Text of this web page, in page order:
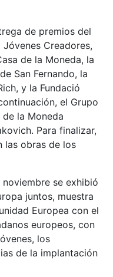
de premios del
Creadores,
de la Moneda, la
San Fernando, la
y la Fundació
el Grupo
la Moneda
Para finalizar,
las obras de los
se exhibió
juntos, muestra
Europea con el
europeos, con
los
de la implantación